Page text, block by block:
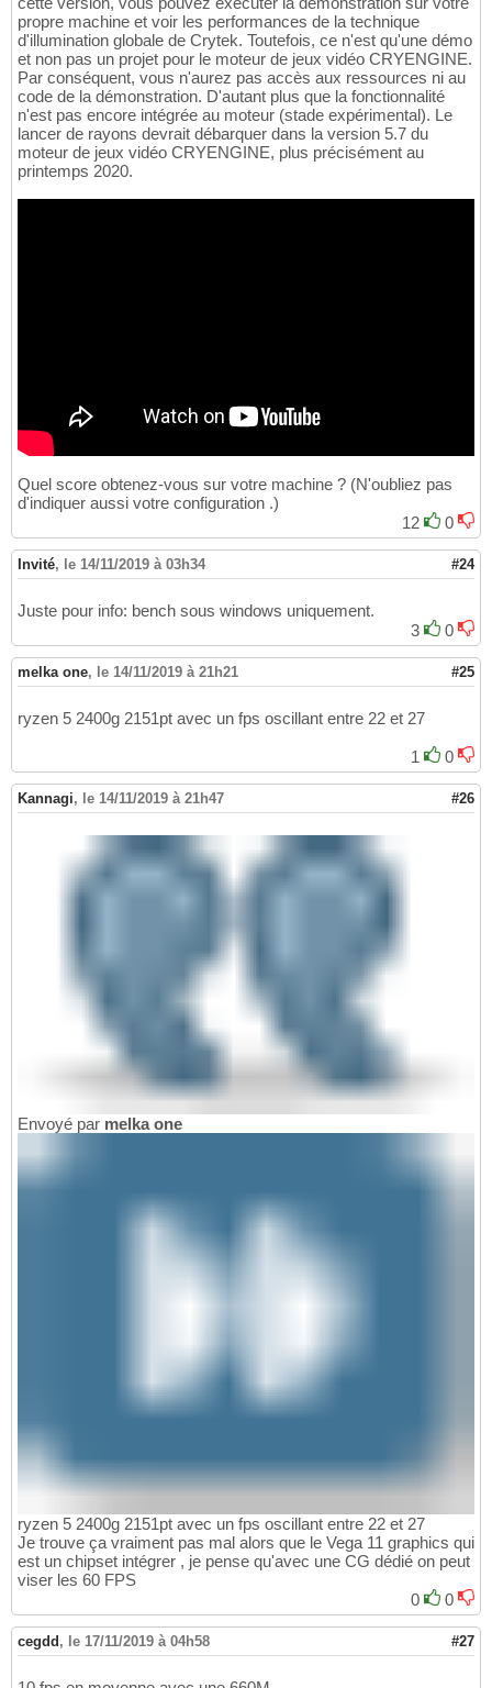
propre machine et voir les performances de la technique
d'illumination globale de Crytek. Toutefois, ce n'est qu'une démo
et non pas un projet pour le moteur de jeux vidéo CRYENGINE.
Par conséquent, vous n'aurez pas accès aux ressources ni au
code de la démonstration. D'autant plus que la fonctionnalité
n'est pas encore intégrée au moteur (stade expérimental). Le
lancer de rayons devrait débarquer dans la version 5.7 du
moteur de jeux vidéo CRYENGINE, plus précisément au
printemps 2020.
Quel score obtenez-vous sur votre machine ? (N'oubliez pas
d'indiquer aussi votre configuration .)
12
0
Invité, le 14/11/2019 à 03h34 #24
Juste pour info: bench sous windows uniquement.
3
0
melka one, le 14/11/2019 à 21h21 #25
ryzen 5 2400g 2151pt avec un fps oscillant entre 22 et 27
1 0
Kannagi, le 14/11/2019 à 21h47 #26
Envoyé par melka one
ryzen 5 2400g 2151pt avec un fps oscillant entre 22 et 27
Je trouve ça vraiment pas mal alors que le Vega 11 graphics qui
est un chipset intégrer , je pense qu'avec une CG dédié on peut
viser les 60 FPS
0
0
cegdd , le 17/11/2019 à 04h58 #27